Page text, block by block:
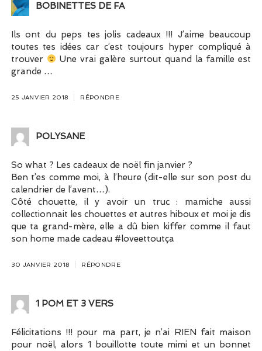
BOBINETTES DE FA
Ils ont du peps tes jolis cadeaux !!! J’aime beaucoup
toutes tes idées car c’est toujours hyper compliqué à
trouver
Une vrai galère surtout quand la famille est
grande …
25 JANVIER 2018 RÉPONDRE
POLYSANE
So what ? Les cadeaux de noël fin janvier ?
Ben t’es comme moi, à l’heure (dit-elle sur son post du
calendrier de l’avent…).
Côté chouette, il y avoir un truc : mamiche aussi
collectionnait les chouettes et autres hiboux et moi je dis
que ta grand-mère, elle a dû bien kiffer comme il faut
son home made cadeau #loveettoutça
30 JANVIER 2018 RÉPONDRE
1 POM ET 3 VERS
Félicitations !!! pour ma part, je n’ai RIEN fait maison
pour noël, alors 1 bouillotte toute mimi et un bonnet